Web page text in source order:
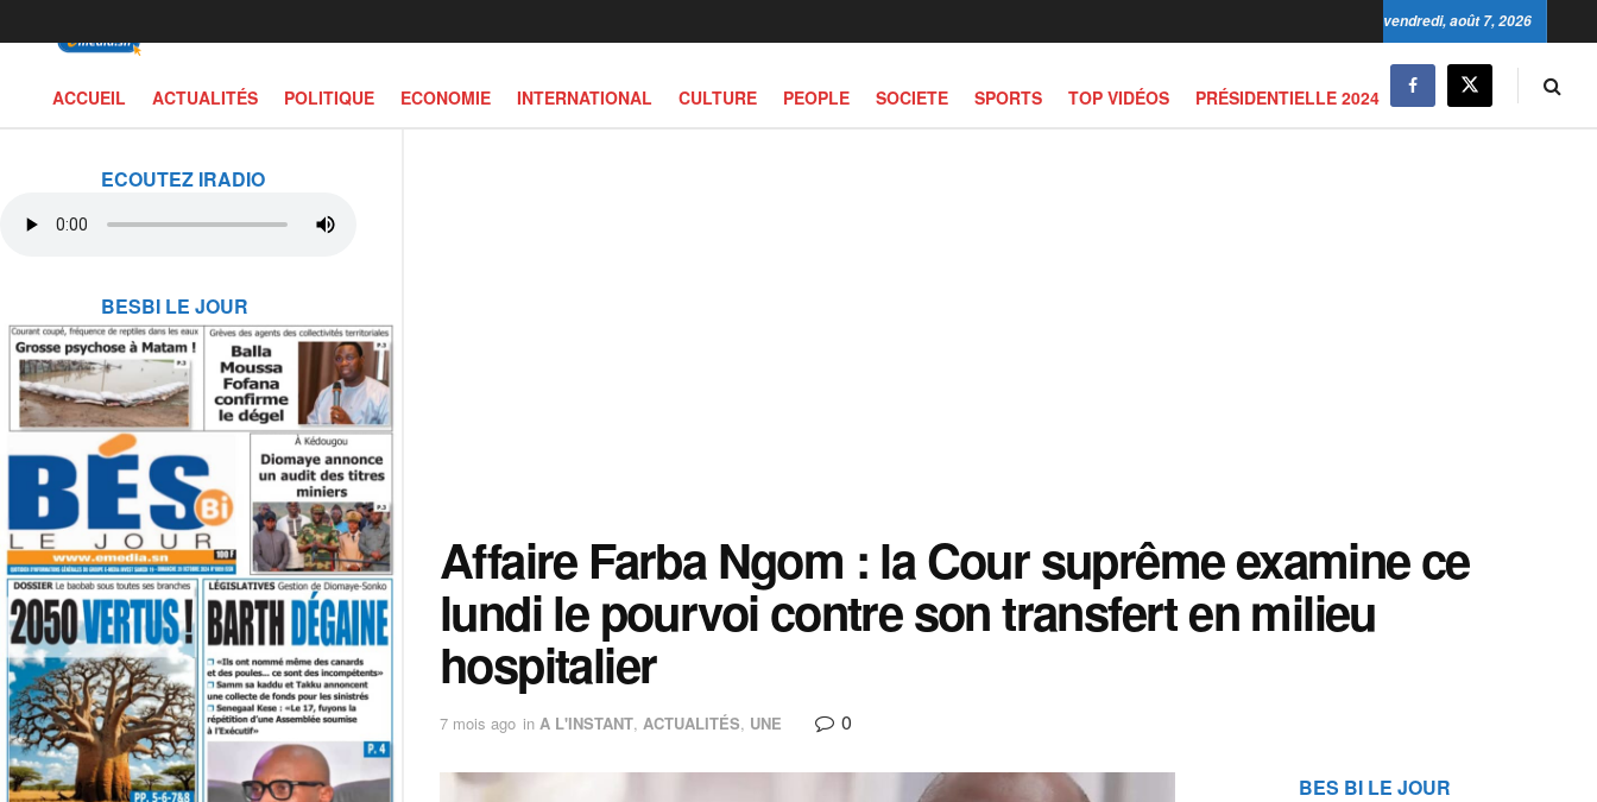
ECOUTEZ IRADIO
BESBI LE JOUR
vendredi, août 7, 2026
ACCUEIL ACTUALITÉS POLITIQUE ECONOMIE INTERNATIONAL CULTURE PEOPLE SOCIETE SPORTS TOP VIDÉOS PRÉSIDENTIELLE 2024
Affaire Farba Ngom : la Cour suprême examine ce
lundi le pourvoi contre son transfert en milieu
hospitalier
7 mois ago in A L'INSTANT, ACTUALITÉS, UNE 0
BES BI LE JOUR